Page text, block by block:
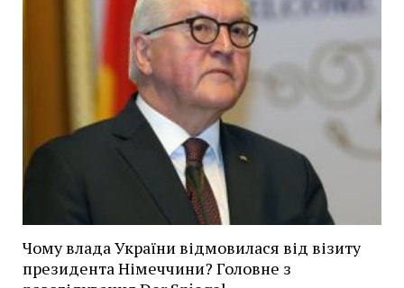
Чому влада України відмовилася від візиту
президента Німеччини? Головне з